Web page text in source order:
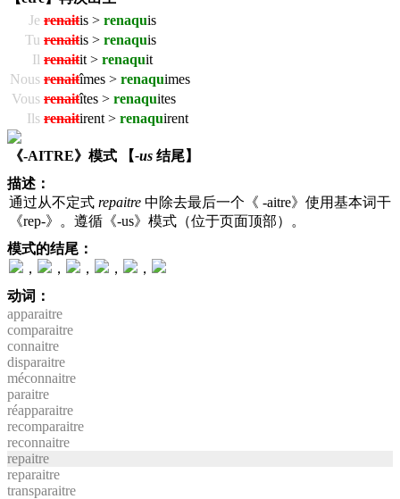
Je renaitis > renaquis
Tu renaitis > renaquis
Il renaitit > renaquit
Nous renaitîmes > renaquimes
Vous renaitîtes > renaquites
Ils renaitirent > renaquirent
《-AITRE》模式 【-us 结尾】
描述：
通过从不定式 repaitre 中除去最后一个《 -aitre》使用基本词干
《rep-》。遵循《-us》模式（位于页面顶部）。
模式的结尾：
，
， ， ，
，
动词：
apparaitre
comparaitre
connaitre
disparaitre
méconnaitre
paraitre
réapparaitre
recomparaitre
reconnaitre
repaitre
reparaitre
transparaitre